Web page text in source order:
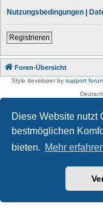
Diese Website nutzt
bestmöglichen
bieten. Mehr
Nutzungsbedingungen |
Registrieren
Foren-Übersicht
Style developer by support
Impressum